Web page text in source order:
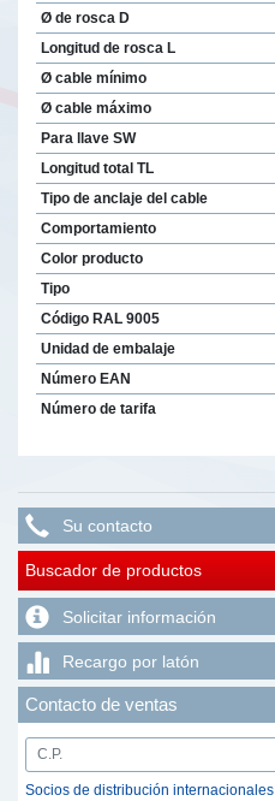
Ø de rosca D
Longitud de rosca L
Ø cable mínimo
Ø cable máximo
Para llave SW
Longitud total TL
Tipo de anclaje del cable
Comportamiento
Color producto
Tipo
Código RAL 9005
Unidad de embalaje
Número EAN
Número de tarifa
Su contacto
Buscador de productos
Solicitar información
Recargo por latón
Contacto de ventas
Socios de distribución internacionales